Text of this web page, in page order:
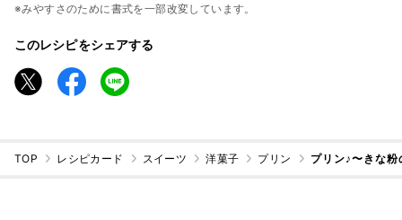
※みやすさのために書式を一部改変しています。
このレシピをシェアする
TOP レシピカード スイーツ 洋菓子 プリン プリン♪〜きな